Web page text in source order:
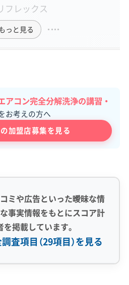
フレックス
っと見る
アコン完全分解洗浄の講習・
お考えの方へ
加盟店募集を見る
ミや広告といった曖昧な情
事実情報をもとにスコア計
掲載しています。
査項目（29項目）を見る